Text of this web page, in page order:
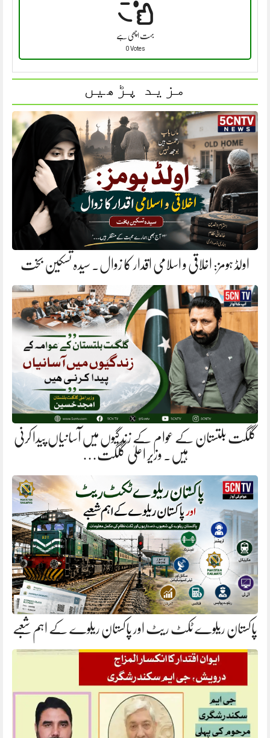
بہت اچھی ہے
0 Votes
مزید پڑھیں
اولڈ ہومز: اخلاقی و اسلامی اقدار کا زوال. سیدہ تسکین بخت
گلگت بلتستان کے عوام کے زندگیوں میں آسانیاں پیدا کرنی
ہیں. وزیر اعلیٰ گلگت…
پاکستان ریلوے ٹکٹ ریٹ اور پاکستان ریلوے کے اہم شعبے